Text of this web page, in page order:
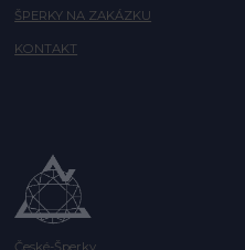
ŠPERKY NA ZAKÁZKU
KONTAKT